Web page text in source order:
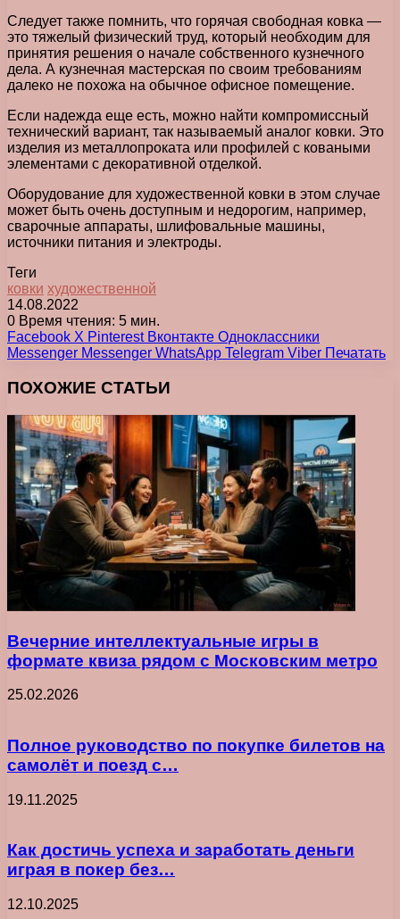
Следует также помнить, что горячая свободная ковка —
это тяжелый физический труд, который необходим для
принятия решения о начале собственного кузнечного
дела. А кузнечная мастерская по своим требованиям
далеко не похожа на обычное офисное помещение.
Если надежда еще есть, можно найти компромиссный
технический вариант, так называемый аналог ковки. Это
изделия из металлопроката или профилей с коваными
элементами с декоративной отделкой.
Оборудование для художественной ковки в этом случае
может быть очень доступным и недорогим, например,
сварочные аппараты, шлифовальные машины,
источники питания и электроды.
Теги
ковки художественной
14.08.2022
0 Время чтения: 5 мин.
Facebook X Pinterest Вконтакте Одноклассники
Messenger Messenger WhatsApp Telegram Viber Печатать
ПОХОЖИЕ СТАТЬИ
Вечерние интеллектуальные игры в
формате квиза рядом с Московским метро
25.02.2026
Полное руководство по покупке билетов на
самолёт и поезд с…
19.11.2025
Как достичь успеха и заработать деньги
играя в покер без…
12.10.2025